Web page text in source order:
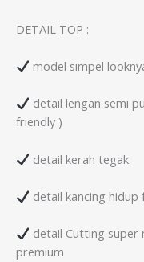
DETAIL TOP :
model simpel
detail lengan semi
friendly )
detail kerah tegak
detail kancing hidup
detail Cutting super
premium